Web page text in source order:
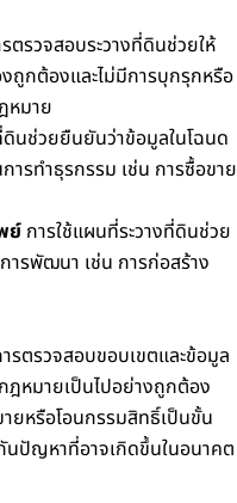
ตรวจสอบระวางที่ดินช่วยให้
กต้องและไม่มีการบุกรุกหรือ
หมาย
ดินช่วยยืนยันว่าข้อมูลในโฉนด
รทำธุรกรรม เช่น การซื้อขาย
ย์ การใช้แผนที่ระวางที่ดินช่วย
ารพัฒนา เช่น การก่อสร้าง
ตรวจสอบขอบเขตและข้อมูล
ฎหมายเป็นไปอย่างถูกต้อง
ยหรือโอนกรรมสิทธิ์เป็นขั้น
ปัญหาที่อาจเกิดขึ้นในอนาคต